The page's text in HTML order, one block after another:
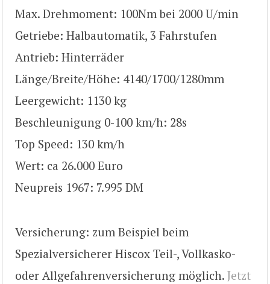
Max. Drehmoment: 100Nm bei 2000 U/min
Getriebe: Halbautomatik, 3 Fahrstufen
Antrieb: Hinterräder
Länge/Breite/Höhe: 4140/1700/1280mm
Leergewicht: 1130 kg
Beschleunigung 0-100 km/h: 28s
Top Speed: 130 km/h
Wert: ca 26.000 Euro
Neupreis 1967: 7.995 DM
Versicherung: zum Beispiel beim
Spezialversicherer Hiscox Teil-, Vollkasko-
oder Allgefahrenversicherung möglich. Jetzt